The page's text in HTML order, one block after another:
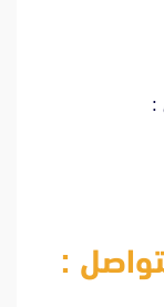
:
: